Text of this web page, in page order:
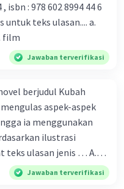
bagi kesehatan dunia
C. Masyarakat perlu
dalam menghadapi
menyebar di Indonesia,
besar bagi kesehatan
6
teks ulasan.... a.
film
Jawaban terverifikasi
berjudul Kubah
aspek-aspek
ia menggunakan
teks ulasan jenis … A.
D. kritisJawaban terverifikasi